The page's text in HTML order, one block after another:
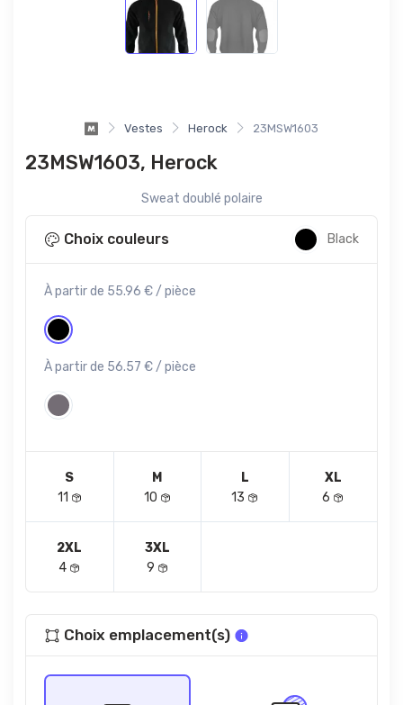
Vestes Herock 23MSW1603
23MSW1603, Herock
Sweat doublé polaire
Choix couleurs Black
À partir de 55.96 € / pièce
À partir de 56.57 € / pièce
S
11
M
10
L
13
XL
6
2XL
4
3XL
9
Choix emplacement(s)